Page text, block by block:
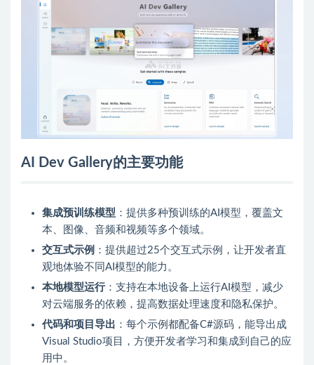
AI Dev Gallery的主要功能
集成预训练模型 ：提供多种预训练的AI模型，覆盖文
本、图像、音频和视频等多个领域。
交互式示例 ：提供超过25个交互式示例，让开发者直
观地体验不同AI模型的能力。
本地模型运行：支持在本地设备上运行AI模型，减少
对云端服务的依赖，提高数据处理速度和隐私保护。
代码和项目导出 ：每个示例都配备C#源码，能导出成
Visual Studio项目，方便开发者学习和集成到自己的应
用中。